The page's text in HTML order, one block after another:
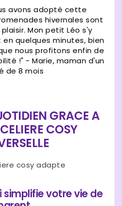
avons adopté cette
hivernales sont
Mon petit Léo s'y
quelques minutes, bien
nous profitons enfin de
!" - Marie, maman d'un
de 8 mois
GRACE A
COSY
votre vie de